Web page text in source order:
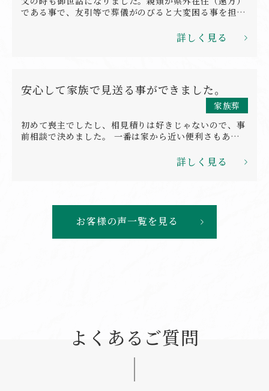
である事で、友引等で葬儀がのびると大変困る事を担当
き、その後の流れも、細やかに気をつかって頂きまし
た。お寺（県外）についても、本当に迅速に連絡をとっ
詳しく見る
安心して家族で見送る事ができました。
家族葬
初めて喪主でしたし、相見積りは好きじゃないので、事
前相談で決めました。 一番は家から近い便利さもあり
き安心して家族で見送る事ができました。 後のお寺さ
んとの関係を築いて頂きました。相見積を取ってないの
詳しく見る
お客様の声一覧を見る
よくあるご質問